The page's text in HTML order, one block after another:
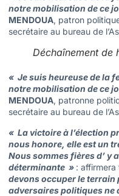
notre mobilisation de ce
MENDOUA, patron
secrétaire au bureau de
Déchaînement de
« Je suis heureuse de la
notre mobilisation de ce
MENDOUA, patronne
secrétaire au bureau de
« La victoire à l’élection
nous honore, elle est un
Nous sommes fières d’
déterminante » :
devons occuper le terrain
adversaires politiques ne